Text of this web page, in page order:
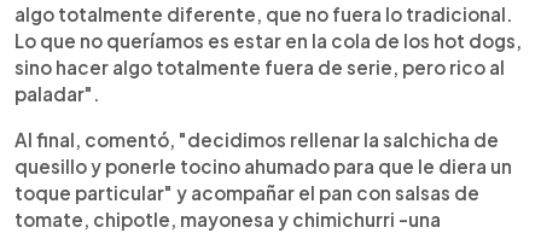
algo totalmente diferente, que no fuera lo tradicional.
Lo que no queríamos es estar en la cola de los hot dogs,
sino hacer algo totalmente fuera de serie, pero rico al
paladar".
Al final, comentó, "decidimos rellenar la salchicha de
quesillo y ponerle tocino ahumado para que le diera un
toque particular" y acompañar el pan con salsas de
tomate, chipotle, mayonesa y chimichurri -una